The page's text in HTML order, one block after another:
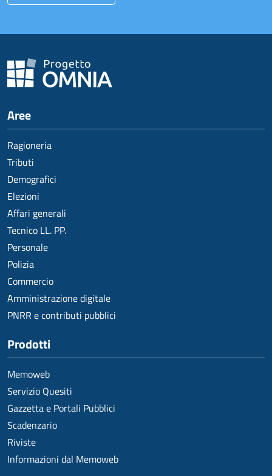
Aree
Ragioneria
Tributi
Demografici
Elezioni
Affari generali
Tecnico LL. PP.
Personale
Polizia
Commercio
Amministrazione digitale
PNRR e contributi pubblici
Prodotti
Memoweb
Servizio Quesiti
Gazzetta e Portali Pubblici
Scadenzario
Riviste
Informazioni dal Memoweb